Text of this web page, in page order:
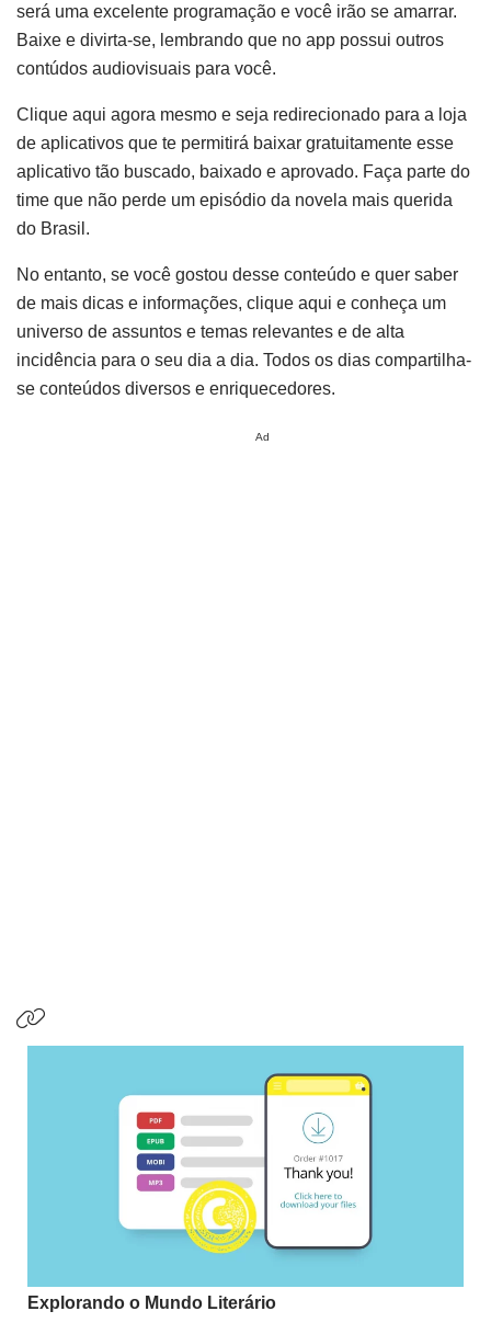
será uma excelente programação e você irão se amarrar.
Baixe e divirta-se, lembrando que no app possui outros
contúdos audiovisuais para você.
Clique aqui agora mesmo e seja redirecionado para a loja
de aplicativos que te permitirá baixar gratuitamente esse
aplicativo tão buscado, baixado e aprovado. Faça parte do
time que não perde um episódio da novela mais querida
do Brasil.
No entanto, se você gostou desse conteúdo e quer saber
de mais dicas e informações, clique aqui e conheça um
universo de assuntos e temas relevantes e de alta
incidência para o seu dia a dia. Todos os dias compartilha-
se conteúdos diversos e enriquecedores.
Ad
Explorando o Mundo Literário